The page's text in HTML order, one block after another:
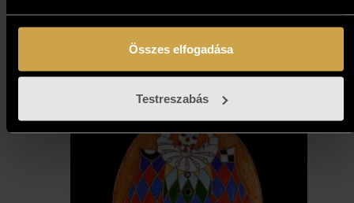
Összes elfogadása
Testreszabás
Kosárba teszem